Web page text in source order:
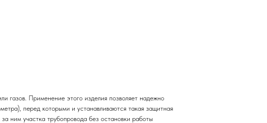
газов. Применение этого изделия позволяет надежно
перед которыми и устанавливаются такая защитная
ним участка трубопровода без остановки работы